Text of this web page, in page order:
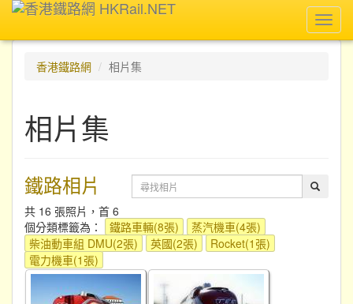
香港鐵路網
相片集
相片集
鐵路相片
共 16 張照片，首 6
個分類標籤為：
鐵路車輛(8張)
蒸汽機車(4張)
柴油動車組 DMU(2張)
英國(2張)
Rocket(1張)
電力機車(1張)